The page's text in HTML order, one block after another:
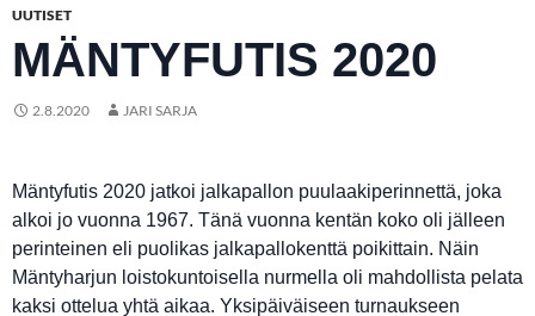
UUTISET
MÄNTYFUTIS 2020
2.8.2020 JARI SARJA
Mäntyfutis 2020 jatkoi jalkapallon puulaakiperinnettä, joka
alkoi jo vuonna 1967. Tänä vuonna kentän koko oli jälleen
perinteinen eli puolikas jalkapallokenttä poikittain. Näin
Mäntyharjun loistokuntoisella nurmella oli mahdollista pelata
kaksi ottelua yhtä aikaa. Yksipäiväiseen turnaukseen